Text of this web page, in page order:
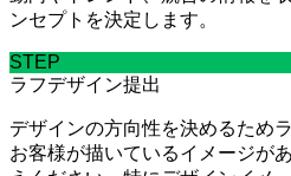
ンセプトを決定します。
STEP
ラフデザイン提出
デザインの方向性を決めるため
お客様が描いているイメージが